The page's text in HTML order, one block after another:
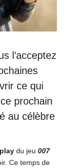
l’acceptez
ce qui
prochain
au célèbre
du jeu 007
Ce temps de